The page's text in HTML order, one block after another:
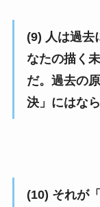
(9) 人は過去
なたの描く
だ。過去の
決」にはな
(10) それが